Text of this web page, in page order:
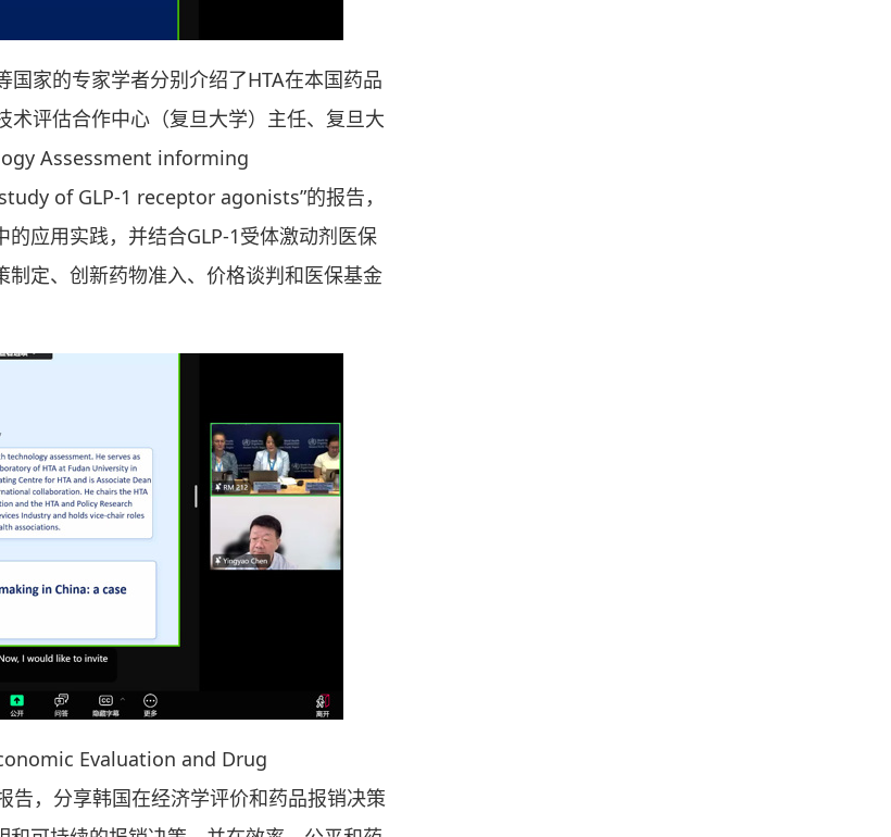
家的专家学者分别介绍了HTA在本国药品
评估合作中心（复旦大学）主任、复旦大
Assessment informing
of GLP-1 receptor agonists”的报告，
应用实践，并结合GLP-1受体激动剂医保
定、创新药物准入、价格谈判和医保基金
Evaluation and Drug
，分享韩国在经济学评价和药品报销决策